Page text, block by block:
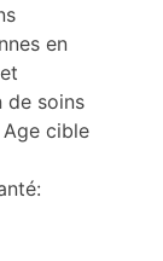
en
de soins
cible